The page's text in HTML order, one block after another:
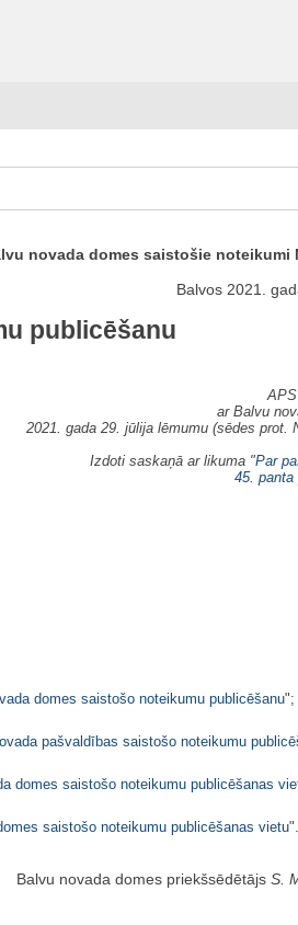
novada domes saistošie noteikumi
Balvos 2021.
publicēšanu
ar Balvu
2021. gada 29. jūlija lēmumu (sēdes prot.
Izdoti saskaņā ar likuma "Par
45. panta
domes saistošo noteikumu publicēšanu";
pašvaldības saistošo noteikumu
domes saistošo noteikumu publicēšanas
saistošo noteikumu publicēšanas vietu".
Balvu novada domes priekšsēdētājs S.